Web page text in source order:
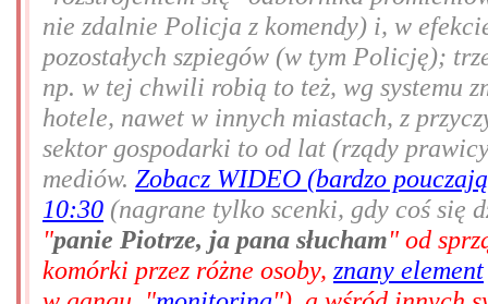
nie zdalnie Policja z komendy) i, w
pozostałych szpiegów (w tym Policję);
np. w tej chwili robią to też, wg systemu
hotele, nawet w innych miastach, z
sektor gospodarki to od lat (rządy
mediów. Zobacz WIDEO (bardzo
10:30 (nagrane tylko scenki, gdy coś się
"panie Piotrze, ja pana słucham" od
komórki przez różne osoby, znany element